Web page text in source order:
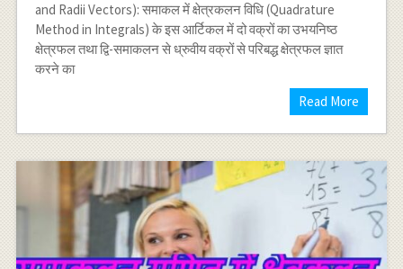
and Radii Vectors): समाकल में क्षेत्रकलन विधि (Quadrature
Method in Integrals) के इस आर्टिकल में दो वक्रों का उभयनिष्ठ
क्षेत्रफल तथा द्वि-समाकलन से ध्रुवीय वक्रों से परिबद्ध क्षेत्रफल ज्ञात
करने का
Read More